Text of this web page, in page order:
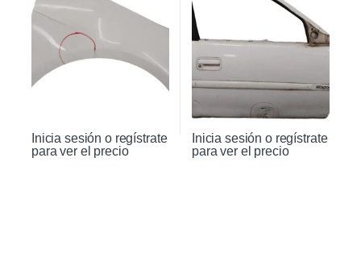
Inicia sesión o regístrate
para ver el precio
Inicia sesión o regístrate
para ver el precio